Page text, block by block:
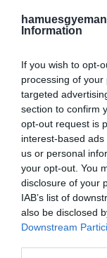
Information
If you wish to opt-
processing of
targeted
section to confirm
opt-out request is
interest-based
us or personal
your opt-out. You
disclosure of your
IAB’s list of
also be disclosed
Downstream
ART Piknik,
A